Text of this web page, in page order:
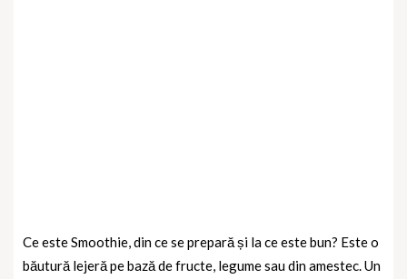
Ce este Smoothie, din ce se prepară și la ce este bun? Este o
băutură lejeră pe bază de fructe, legume sau din amestec. Un